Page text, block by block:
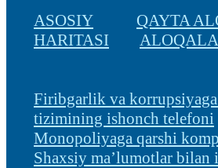
ASOSIY QAYTA
HARITASI
Firibgarlik va
tizimining ishonch telefoni
Monopoliyaga qarshi
Shaxsiy ma’lumotlar bilan